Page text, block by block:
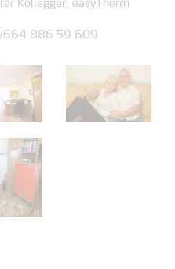
Kollegger, easyTherm
664 886 59 609